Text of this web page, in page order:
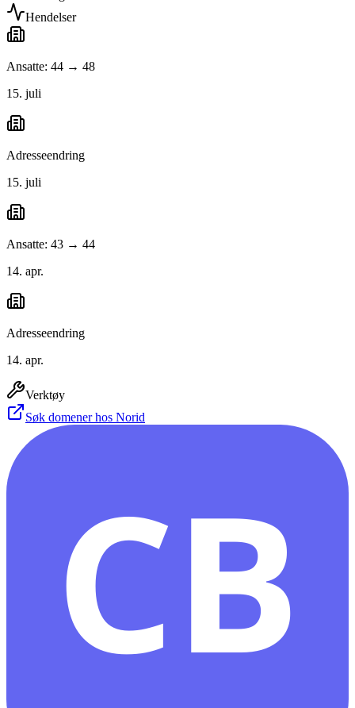
Hendelser
Ansatte: 44 → 48
15. juli
Adresseendring
15. juli
Ansatte: 43 → 44
14. apr.
Adresseendring
14. apr.
Verktøy
Søk domener hos Norid
CB